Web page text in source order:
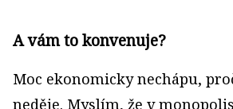
A vám to konvenuje?
Moc ekonomicky nechápu,
neděje. Myslím, že v